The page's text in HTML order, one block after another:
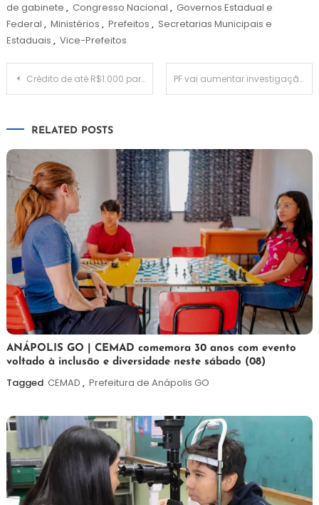
de gabinete , Congresso Nacional , Governos Estadual e
Federal , Ministérios , Prefeitos , Secretarias Municipais e
Estaduais , Vice-Prefeitos
Navegação
Crédito de até R$1.000 para microempreendedores PF vai aumentar investigação em casos de irregularidades no INSS
RELATED POSTS
7
de
agosto
Maurilio
ANÁPOLIS GO | CEMAD comemora 30 anos com evento
voltado à inclusão e diversidade neste sábado (08)
Tagged CEMAD , Prefeitura de Anápolis GO